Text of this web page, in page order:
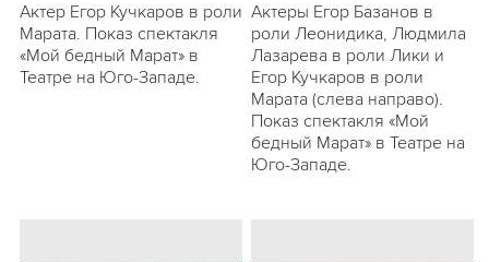
Актер Егор Кучкаров в роли
Марата. Показ спектакля
«Мой бедный Марат» в
Театре на Юго-Западе.
Актеры Егор Базанов в
роли Леонидика, Людмила
Лазарева в роли Лики и
Егор Кучкаров в роли
Марата (слева направо).
Показ спектакля «Мой
бедный Марат» в Театре на
Юго-Западе.